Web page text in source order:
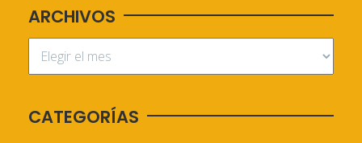
ARCHIVOS
CATEGORÍAS